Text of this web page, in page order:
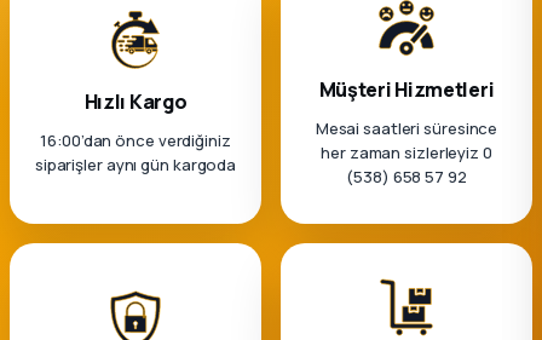
Hızlı Kargo
16:00’dan önce verdiğiniz
siparişler aynı gün kargoda
Müşteri Hizmetleri
Mesai saatleri süresince
her zaman sizlerleyiz 0
(538) 658 57 92